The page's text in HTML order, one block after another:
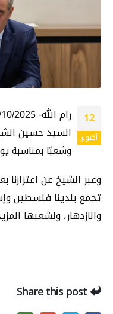
12
أكتوبر
السيد حسين
وشعبًا بمناسبة
وعبر الشيخ عن اعتزازنا
تجمع بلدينا فلسطين
والازدهار، ولشعبها
Share this post